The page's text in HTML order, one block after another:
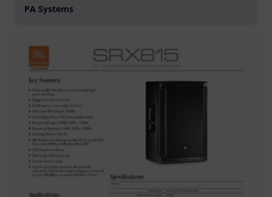
PA Systems